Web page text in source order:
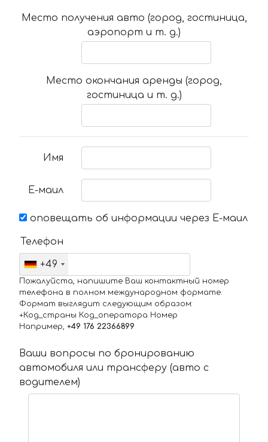
Место получения авто (город, гостиница,
аэропорт и т. д.)
Место окончания аренды (город,
гостиница и т. д.)
Имя
Е-маил
оповещать об информации через Е-маил
Телефон
+49
Пожалуйста, напишите Ваш контактный номер
телефона в полном международном формате.
Формат выглядит следующим образом:
+Код_страны Код_оператора Номер
Например, +49 176 22366899
Ваши вопросы по бронированию
автомобиля или трансферу (авто с
водителем)